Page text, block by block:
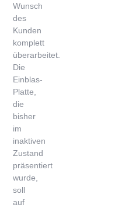
Wunsch
des
Kunden
komplett
überarbeitet.
Die
Einblas-
Platte,
die
bisher
im
inaktiven
Zustand
präsentiert
wurde,
soll
auf